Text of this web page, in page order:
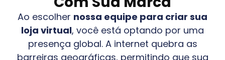
Ao escolher nossa equipe para criar sua
loja virtual, você está optando por uma
presença global. A internet quebra as
barreiras geográficas, permitindo que sua